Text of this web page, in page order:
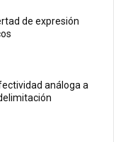
de expresión
análoga a